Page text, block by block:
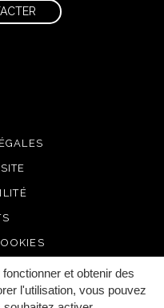
et obtenir des
l'utilisation, vous pouvez